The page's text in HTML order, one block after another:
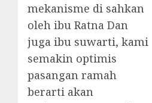
mekanisme di sahkan
oleh ibu Ratna Dan
juga ibu suwarti, kami
semakin optimis
pasangan ramah
berarti akan